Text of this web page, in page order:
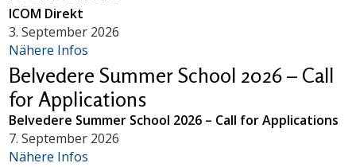
ICOM Direkt
3. September 2026
Nähere Infos
Belvedere Summer School 2026 – Call
for Applications
Belvedere Summer School 2026 – Call for Applications
7. September 2026
Nähere Infos